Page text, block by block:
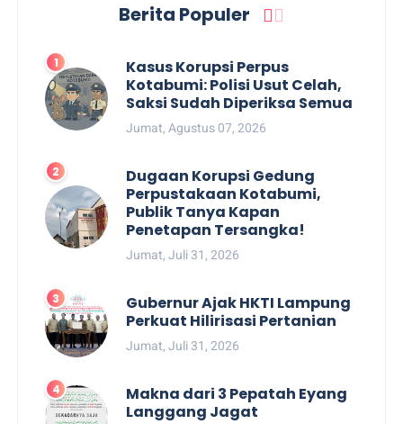
Berita Populer
Kasus Korupsi Perpus
Kotabumi: Polisi Usut Celah,
Saksi Sudah Diperiksa Semua
Jumat, Agustus 07, 2026
Dugaan Korupsi Gedung
Perpustakaan Kotabumi,
Publik Tanya Kapan
Penetapan Tersangka!
Jumat, Juli 31, 2026
Gubernur Ajak HKTI Lampung
Perkuat Hilirisasi Pertanian
Jumat, Juli 31, 2026
Makna dari 3 Pepatah Eyang
Langgang Jagat